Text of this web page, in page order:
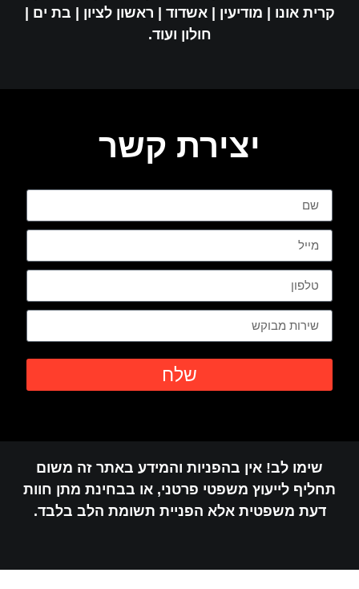
קרית אונו | מודיעין | אשדוד | ראשון לציון | בת ים |
חולון ועוד.
יצירת קשר
שלח
שימו לב! אין בהפניות והמידע באתר זה משום
תחליף לייעוץ משפטי פרטני, או בבחינת מתן חוות
דעת משפטית אלא הפניית תשומת הלב בלבד.